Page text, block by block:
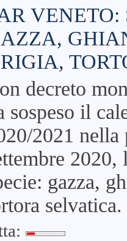
VENETO:
decreto
sospeso il
2021 nella
2020,
gazza,
selvatica.